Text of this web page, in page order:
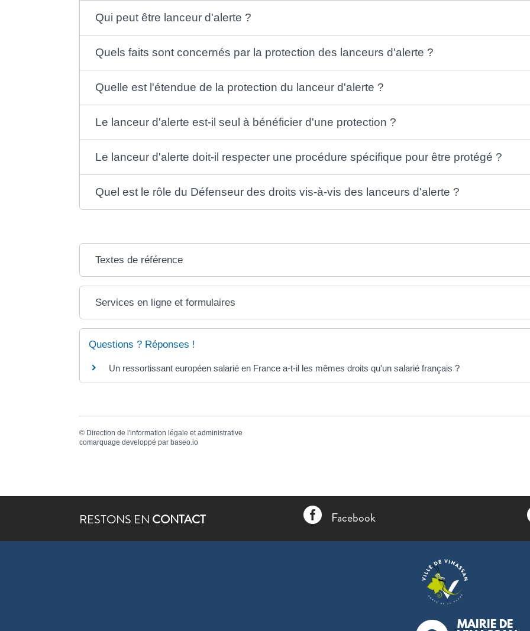
Qui peut être lanceur d'alerte ?
Quels faits sont concernés par la protection des lanceurs d'alerte ?
Quelle est l'étendue de la protection du lanceur d'alerte ?
Le lanceur d'alerte est-il seul à bénéficier d'une protection ?
Le lanceur d'alerte doit-il respecter une procédure spécifique pour être protégé ?
Quel est le rôle du Défenseur des droits vis-à-vis des lanceurs d'alerte ?
Textes de référence
Services en ligne et formulaires
Questions ? Réponses !
Un ressortissant européen salarié en France a-t-il les mêmes droits qu'un salarié français ?
© Direction de l'information légale et administrative
comarquage developpé par baseo.io
RESTONS EN CONTACT  Facebook
MAIRIE DE